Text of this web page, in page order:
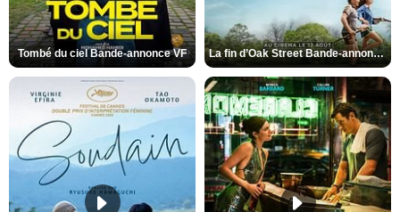
Tombé du ciel Bande-annonce VF La fin d’Oak Street Bande-annonce VO STFR